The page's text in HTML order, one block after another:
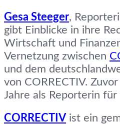
Gesa Steeger,
gibt Einblicke in ihre
Wirtschaft und
Vernetzung zwischen
und dem
von CORRECTIV.
Jahre als Reporterin
CORRECTIV ist ein